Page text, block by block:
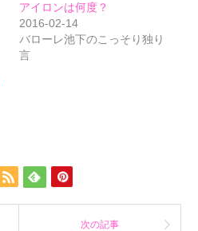
アイロンは何度？
2016-02-14
バローレ池下のこっそり独り
言
次の記事